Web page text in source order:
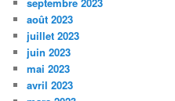
août 2023
juillet 2023
juin 2023
mai 2023
avril 2023